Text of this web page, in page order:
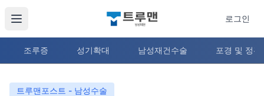
로그인
조루증 성기확대 남성재건수술 포경 및 정관
트루맨포스트 - 남성수술